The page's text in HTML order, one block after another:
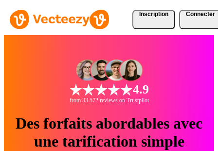
Inscription Connecter
4.9
from 33 572 reviews on Trustpilot
Des forfaits abordables avec
une tarification simple